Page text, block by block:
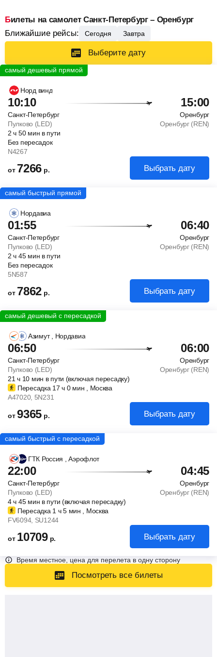
Билеты на самолет Санкт-Петербург – Оренбург
Ближайшие рейсы:
Сегодня Завтра
Выберите дату
Норд винд
10:10 15:00
Санкт-Петербург
Оренбург
Пулково (LED)
Оренбург (REN)
2ч 50 мин в пути
Без пересадок
N4267
от 7266 р. Выбрать дату
Нордавиа
01:55 06:40
Санкт-Петербург
Оренбург
Пулково (LED)
Оренбург (REN)
2ч 45 мин в пути
Без пересадок
5N587
от 7862 р. Выбрать дату
Азимут , Нордавиа
06:50 06:00
Санкт-Петербург
Оренбург
Пулково (LED)
Оренбург (REN)
21ч10 мин в пути (включая пересадку)
Пересадка 17ч 0 мин , Москва
A47020, 5N231
от9365 р. Выбрать дату
ГТК Россия , Аэрофлот
22:00 04:45
Санкт-Петербург
Оренбург
Пулково (LED)
Оренбург (REN)
4ч 45 мин в пути (включая пересадку)
Пересадка 1 ч5 мин , Москва
FV6094, SU1244
от 10709 р. Выбрать дату
Время местное, цена для перелета в одну сторону
Посмотреть все билеты